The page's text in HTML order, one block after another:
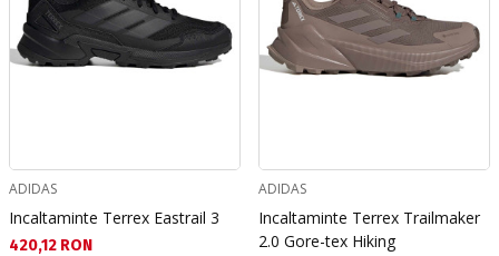
ADIDAS
Incaltaminte Terrex Eastrail 3
Текуща цена:
420,12 RON
ADIDAS
Incaltaminte Terrex Trailmaker
2.0 Gore-tex Hiking